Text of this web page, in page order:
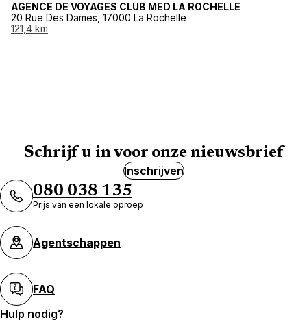
AGENCE DE VOYAGES CLUB MED LA ROCHELLE
20 Rue Des Dames, 17000 La Rochelle
121,4 km
Schrijf u in voor onze nieuwsbrief
Inschrijven
080 038 135
Prijs van een lokale oproep
Agentschappen
FAQ
Hulp nodig?